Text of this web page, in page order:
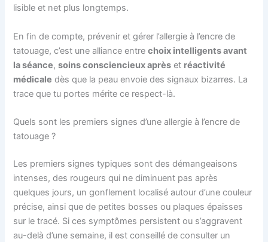
lisible et net plus longtemps.
En fin de compte, prévenir et gérer l’allergie à l’encre de
tatouage, c’est une alliance entrechoix intelligents avant
la séance,soins consciencieux après et réactivité
médicale dès que la peau envoie des signaux bizarres. La
trace que tu portes mérite ce respect-là.
Quels sont les premiers signes d’une allergie à l’encre de
tatouage ?
Les premiers signes typiques sont des démangeaisons
intenses, des rougeurs qui ne diminuent pas après
quelques jours, un gonflement localisé autour d’une couleur
précise, ainsi que de petites bosses ou plaques épaisses
sur le tracé. Si ces symptômes persistent ou s’aggravent
au-delà d’une semaine, il est conseillé de consulter un